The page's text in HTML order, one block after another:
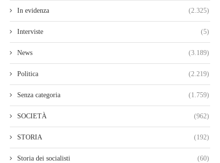
In evidenza (2.325)
Interviste (5)
News (3.189)
Politica (2.219)
Senza categoria (1.759)
SOCIETÀ (962)
STORIA (192)
Storia dei socialisti (60)